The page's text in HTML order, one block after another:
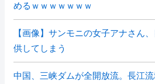
めるｗｗｗｗｗｗｗ
【画像】サンモニの女子アナさん
供してしまう
中国、三峡ダムが全開放流。長江